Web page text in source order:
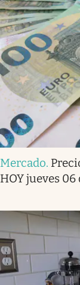
Mercado.
HOY jueves 06